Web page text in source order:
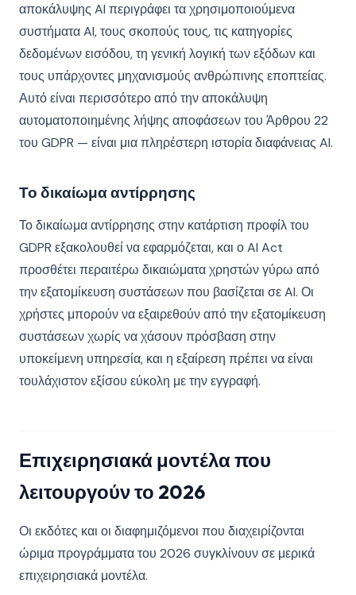
αποκάλυψης AI περιγράφει τα χρησιμοποιούμενα
συστήματα AI, τους σκοπούς τους, τις κατηγορίες
δεδομένων εισόδου, τη γενική λογική των εξόδων και
τους υπάρχοντες μηχανισμούς ανθρώπινης εποπτείας.
Αυτό είναι περισσότερο από την αποκάλυψη
αυτοματοποιημένης λήψης αποφάσεων του Άρθρου 22
του GDPR — είναι μια πληρέστερη ιστορία διαφάνειας AI.
Το δικαίωμα αντίρρησης
Το δικαίωμα αντίρρησης στην κατάρτιση προφίλ του
GDPR εξακολουθεί να εφαρμόζεται, και ο AI Act
προσθέτει περαιτέρω δικαιώματα χρηστών γύρω από
την εξατομίκευση συστάσεων που βασίζεται σε AI. Οι
χρήστες μπορούν να εξαιρεθούν από την εξατομίκευση
συστάσεων χωρίς να χάσουν πρόσβαση στην
υποκείμενη υπηρεσία, και η εξαίρεση πρέπει να είναι
τουλάχιστον εξίσου εύκολη με την εγγραφή.
Επιχειρησιακά μοντέλα που
λειτουργούν το 2026
Οι εκδότες και οι διαφημιζόμενοι που διαχειρίζονται
ώριμα προγράμματα του 2026 συγκλίνουν σε μερικά
επιχειρησιακά μοντέλα.